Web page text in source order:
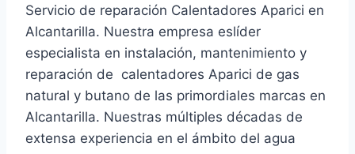
Servicio de reparación Calentadores Aparici en
Alcantarilla. Nuestra empresa eslíder
especialista en instalación, mantenimiento y
reparación de calentadores Aparici de gas
natural y butano de las primordiales marcas en
Alcantarilla. Nuestras múltiples décadas de
extensa experiencia en el ámbito del agua